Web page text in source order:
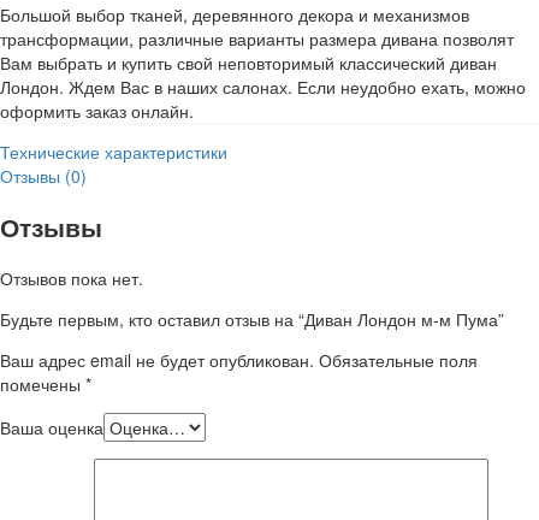
Большой выбор тканей, деревянного декора и механизмов
трансформации, различные варианты размера дивана позволят
Вам выбрать и купить свой неповторимый классический диван
Лондон. Ждем Вас в наших салонах. Если неудобно ехать, можно
оформить заказ онлайн.
Технические характеристики
Отзывы (0)
Отзывы
Отзывов пока нет.
Будьте первым, кто оставил отзыв на “Диван Лондон м-м Пума”
Ваш адрес email не будет опубликован. Обязательные поля
помечены *
Ваша оценка